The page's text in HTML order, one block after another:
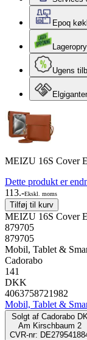
Epoq
Ugens
MEIZU 16S Cover
Dette produkt er
113.-Ekskl. moms
Tilføj til kurv
MEIZU 16S Cover
879705
879705
Mobil, Tablet &
Cadorabo
141
DKK
4063758721982
Mobil, Tablet &
Solgt af Cadorabo
Am Kirschbaum 2
CVR-nr: